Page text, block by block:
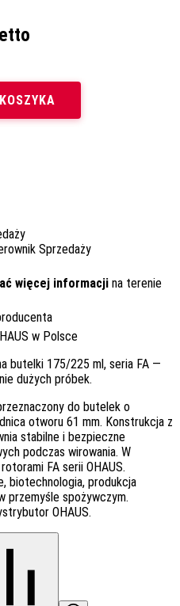
zł.
Sprzedaży
więcej informacji na terenie
w Polsce
butelki 175/225 ml, seria FA —
dużych próbek.
do butelek o
otworu 61 mm. Konstrukcja z
stabilne i bezpieczne
podczas wirowania. W
FA serii OHAUS.
biotechnologia, produkcja
przemyśle spożywczym.
OHAUS.